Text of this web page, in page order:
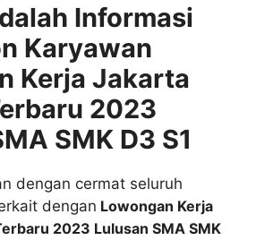
Informasi
Karyawan
Kerja Jakarta
2023
SMK D3 S1
dengan cermat seluruh
dengan Lowongan Kerja
2023 Lulusan SMA SMK